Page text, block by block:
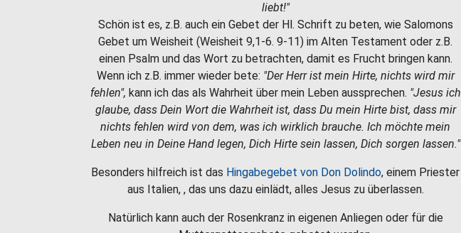
liebt!"
Schön ist es, z.B. auch ein Gebet der Hl. Schrift zu beten, wie Salomons
Gebet um Weisheit (Weisheit 9,1-6. 9-11) im Alten Testament oder z.B.
einen Psalm und das Wort zu betrachten, damit es Frucht bringen kann.
Wenn ich z.B. immer wieder bete: "Der Herr ist mein Hirte, nichts wird mir
fehlen", kann ich das als Wahrheit über mein Leben aussprechen. "Jesus ich
glaube, dass Dein Wort die Wahrheit ist, dass Du mein Hirte bist, dass mir
nichts fehlen wird von dem, was ich wirklich brauche. Ich möchte mein
Leben neu in Deine Hand legen, Dich Hirte sein lassen, Dich sorgen lassen."
Besonders hilfreich ist das Hingabegebet von Don Dolindo, einem Priester
aus Italien, , das uns dazu einlädt, alles Jesus zu überlassen.
Natürlich kann auch der Rosenkranz in eigenen Anliegen oder für die